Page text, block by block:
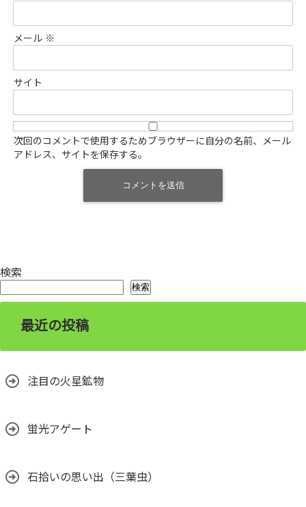
メール ※
サイト
次回のコメントで使用するためブラウザーに自分の名前、メール
アドレス、サイトを保存する。
検索
検索
最近の投稿
注目の火星鉱物
蛍光アゲート
石拾いの思い出（三葉虫）